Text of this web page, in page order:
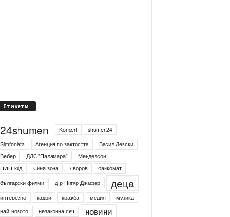
Етикети
24shumen Koncert
shumen24
Simfonieta
Агенция по заетостта
Васил Левски
Вебер
ДЛС "Паламара"
Менделсон
ПИН-код
Синя зона Яворов
банкомат
български филми
д-р Нигяр Джафер деца
интересно кадри кражба медия
музика
най-новото
незаконна сеч новини